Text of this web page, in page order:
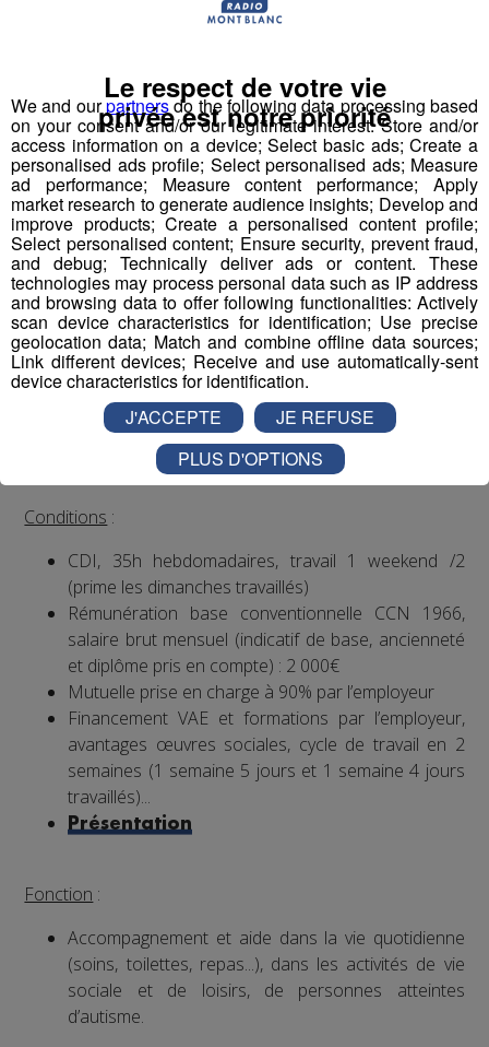
l’accompagnement de personnes atteintes de TSA
La Maison Notre Dame de Philerme recrute plusieurs
profils :
1 Accompagnant Éducatif et Social ou
Aide Médico-Psychologique ou Aide-
Soignant diplômé ou faisant fonction
Expérience dans le handicap souhaitée, débutant
Autre diplôme accepté : Moniteur-Educateur.
> poste à pourvoir dès que possible
Conditions :
CDI, 35h hebdomadaires, travail 1 weekend /2
(prime les dimanches travaillés)
Rémunération base conventionnelle CCN 1966,
salaire brut mensuel (indicatif de base, ancienneté
et diplôme pris en compte) : 2 000€
Mutuelle prise en charge à 90% par l’employeur
Financement VAE et formations par l’employeur,
avantages œuvres sociales, cycle de travail en 2
semaines (1 semaine 5 jours et 1 semaine 4 jours
travaillés)...
Présentation
Fonction :
Accompagnement et aide dans la vie quotidienne
(soins, toilettes, repas...), dans les activités de vie
sociale et de loisirs, de personnes atteintes
d’autisme.
We and ourpartnersdo the following data processing based
on your consent and/or our legitimate interest: Store and/or
access information on a device; Select basic ads; Create a
personalised ads profile; Select personalised ads; Measure
ad performance; Measure content performance; Apply
market research to generate audience insights; Develop and
improve products; Create a personalised content profile;
Select personalised content; Ensure security, prevent fraud,
and debug; Technically deliver ads or content. These
technologies may process personal data such as IP address
and browsing data to offer following functionalities: Actively
scan device characteristics for identification; Use precise
geolocation data; Match and combine offline data sources;
Link different devices; Receive and use automatically-sent
device characteristics for identification.
Le respect de votre vie
privée est notre priorité
J'ACCEPTE
JE REFUSE
PLUS D'OPTIONS